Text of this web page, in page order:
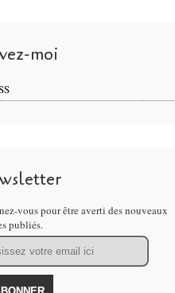
moi
vous pour être averti des nouveaux
publiés.